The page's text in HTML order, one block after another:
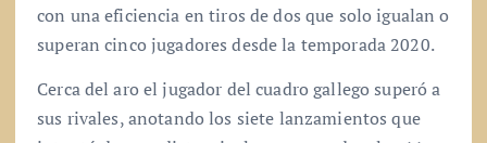
con una eficiencia en tiros de dos que solo igualan o
superan cinco jugadores desde la temporada 2020.
Cerca del aro el jugador del cuadro gallego superó a
sus rivales, anotando los siete lanzamientos que